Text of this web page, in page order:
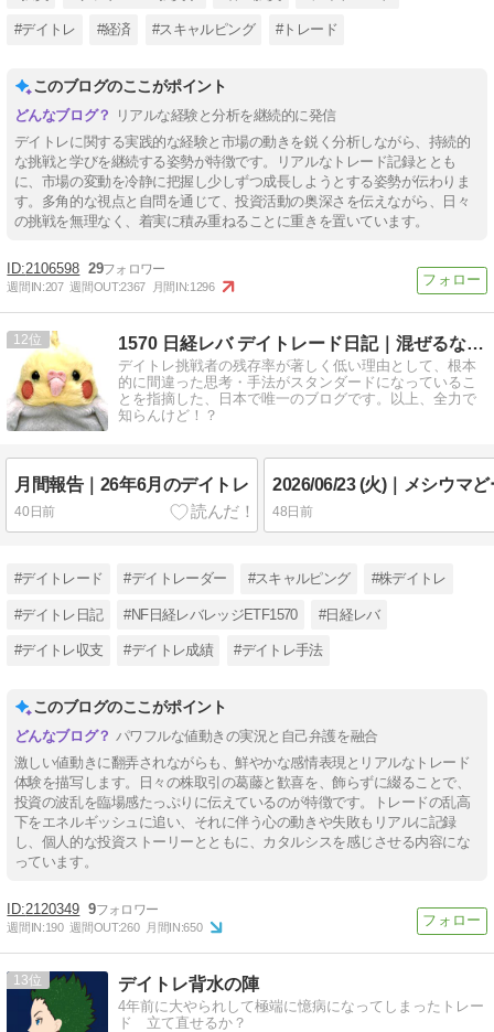
#デイトレ #経済 #スキャルピング #トレード
このブログのここがポイント
リアルな経験と分析を継続的に発信
デイトレに関する実践的な経験と市場の動きを鋭く分析しながら、持続的
な挑戦と学びを継続する姿勢が特徴です。リアルなトレード記録ととも
に、市場の変動を冷静に把握し少しずつ成長しようとする姿勢が伝わりま
す。多角的な視点と自問を通じて、投資活動の奥深さを伝えながら、日々
の挑戦を無理なく、着実に積み重ねることに重きを置いています。
2106598 29
週間IN:207 週間OUT:2367 月間IN:1296
12 1570 日経レバ デイトレード日記｜混ぜるな危険 …
デイトレ挑戦者の残存率が著しく低い理由として、根本
的に間違った思考・手法がスタンダードになっているこ
とを指摘した、日本で唯一のブログです。以上、全力で
知らんけど！？
月間報告｜26年6月のデイトレ
40日前 48日前
#デイトレード #デイトレーダー #スキャルピング #株デイトレ
#デイトレ日記 #NF日経レバレッジETF1570 #日経レバ
#デイトレ収支 #デイトレ成績 #デイトレ手法
このブログのここがポイント
パワフルな値動きの実況と自己弁護を融合
激しい値動きに翻弄されながらも、鮮やかな感情表現とリアルなトレード
体験を描写します。日々の株取引の葛藤と歓喜を、飾らずに綴ることで、
投資の波乱を臨場感たっぷりに伝えているのが特徴です。トレードの乱高
下をエネルギッシュに追い、それに伴う心の動きや失敗もリアルに記録
し、個人的な投資ストーリーとともに、カタルシスを感じさせる内容にな
っています。
2120349 9
週間IN:190 週間OUT:260 月間IN:650
13 デイトレ背水の陣
4年前に大やられして極端に憶病になってしまったトレー
ド 立て直せるか？